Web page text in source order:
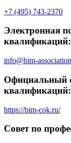
+7 (495) 743-2370
Электронная
квалификаций:
info@bim-
Официальный
квалификаций:
https://bim-cok.ru/
Совет по